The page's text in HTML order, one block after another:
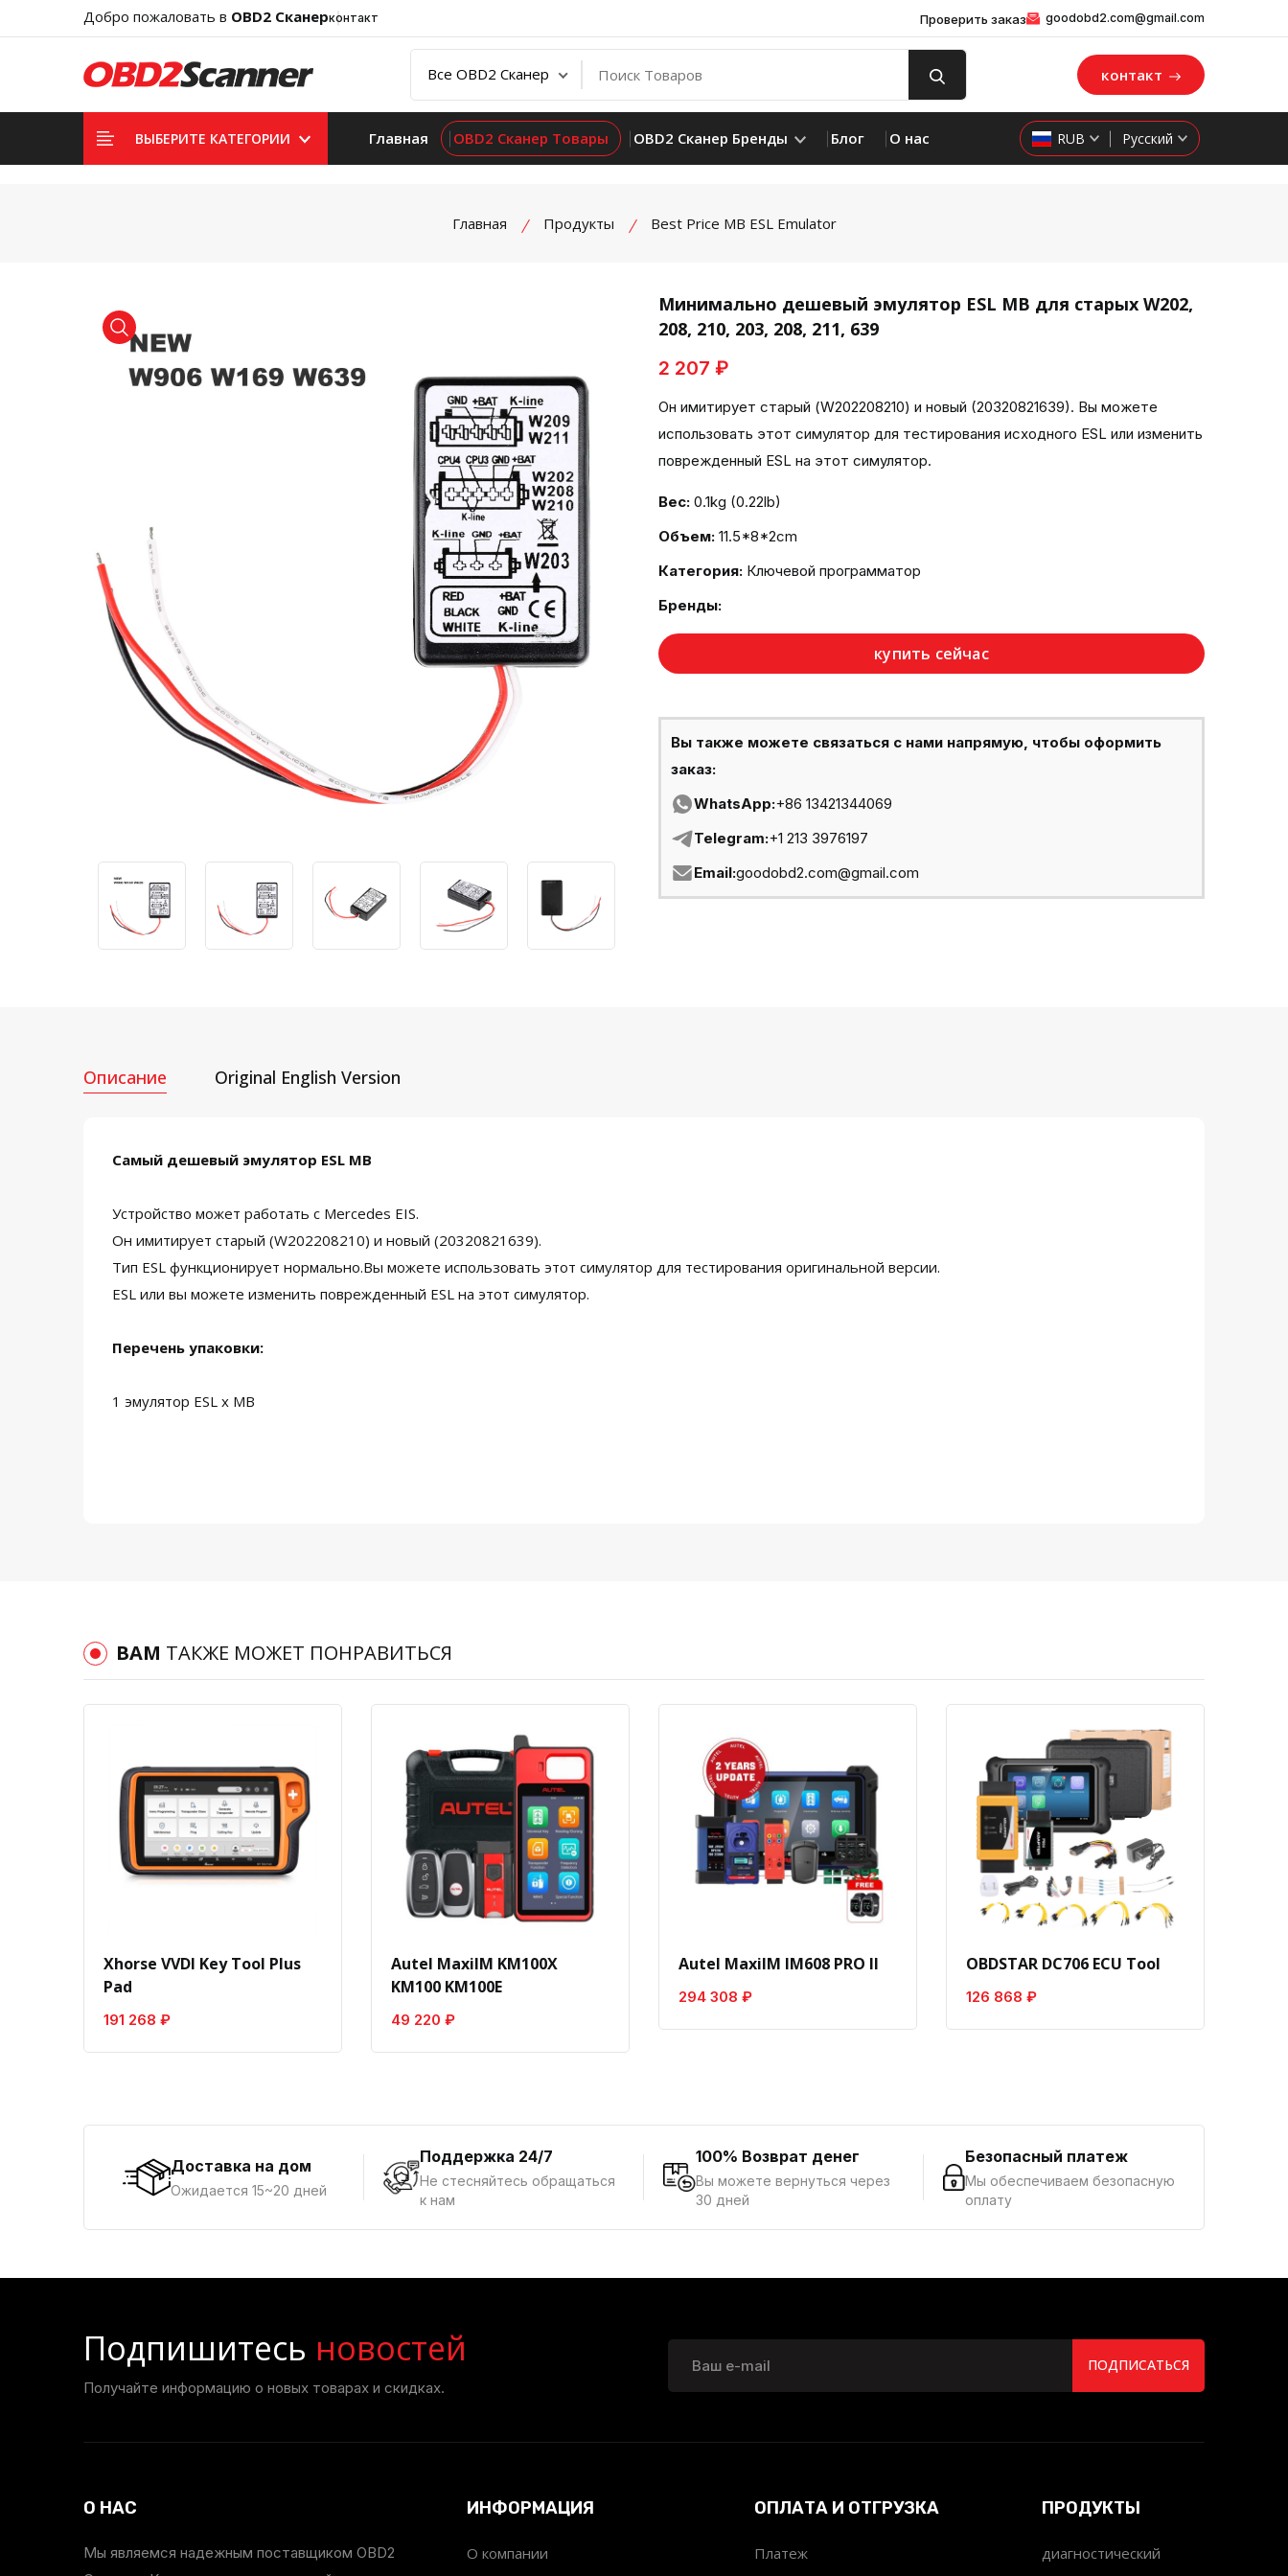
Добро пожаловать в OBD2 Сканерконтакт Проверить заказ goodobd2.com@gmail.com
контакт
ВЫБЕРИТЕ КАТЕГОРИИ Главная OBD2 Сканер Товары OBD2 Сканер Бренды Блог О нас RUB Русский
Главная Продукты Best Price MB ESL Emulator
product view
Минимально дешевый эмулятор ESL MB для старых W202,
208, 210, 203, 208, 211, 639
2 207 ₽
Он имитирует старый (W202208210) и новый (20320821639). Вы можете
использовать этот симулятор для тестирования исходного ESL или изменить
поврежденный ESL на этот симулятор.
Вес: 0.1kg (0.22lb)
Объем: 11.5*8*2cm
Категория: Ключевой программатор
Бренды:
купить сейчас
Вы также можете связаться с нами напрямую, чтобы оформить
заказ:
WhatsApp:+86 13421344069
Telegram:+1 213 3976197
Email:goodobd2.com@gmail.com
Описание Original English Version
Самый дешевый эмулятор ESL MB
Устройство может работать с Mercedes EIS.
Он имитирует старый (W202208210) и новый (20320821639).
Тип ESL функционирует нормально.Вы можете использовать этот симулятор для тестирования оригинальной версии.
ESL или вы можете изменить поврежденный ESL на этот симулятор.
Перечень упаковки:
1 эмулятор ESL x MB
ВАМ ТАКЖЕ МОЖЕТ ПОНРАВИТЬСЯ
Xhorse VVDI Key Tool Plus
Pad
191 268 ₽
Autel MaxiIM KM100X
KM100 KM100E
49 220 ₽
Autel MaxiIM IM608 PRO II
294 308 ₽
OBDSTAR DC706 ECU Tool
126 868 ₽
Доставка на дом
Ожидается 15~20 дней
Поддержка 24/7
Не стесняйтесь обращаться
к нам
100% Возврат денег
Вы можете вернуться через
30 дней
Безопасный платеж
Мы обеспечиваем безопасную
оплату
Подпишитесь новостей
Получайте информацию о новых товарах и скидках.
ПОДПИСАТЬСЯ
О НАС
Мы являемся надежным поставщиком OBD2
ИНФОРМАЦИЯ
О компании
ОПЛАТА И ОТГРУЗКА
Платеж
ПРОДУКТЫ
диагностический